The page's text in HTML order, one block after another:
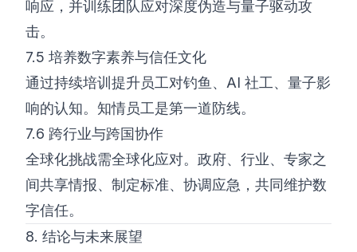
响应，并训练团队应对深度伪造与量子驱动攻
击。
7.5 培养数字素养与信任文化
通过持续培训提升员工对钓鱼、AI 社工、量子影
响的认知。知情员工是第一道防线。
7.6 跨行业与跨国协作
全球化挑战需全球化应对。政府、行业、专家之
间共享情报、制定标准、协调应急，共同维护数
字信任。
8. 结论与未来展望